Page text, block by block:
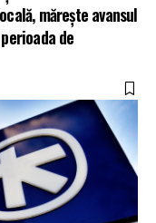
mărește avansul
de